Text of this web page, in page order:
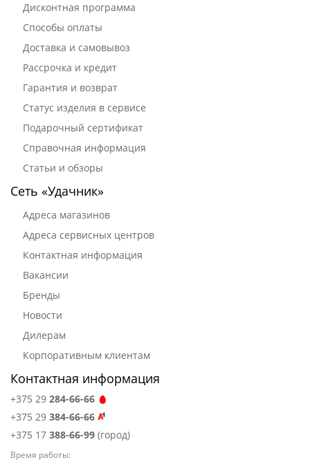
Дисконтная программа
Способы оплаты
Доставка и самовывоз
Рассрочка и кредит
Гарантия и возврат
Статус изделия в сервисе
Подарочный сертификат
Справочная информация
Статьи и обзоры
Сеть «Удачник»
Адреса магазинов
Адреса сервисных центров
Контактная информация
Вакансии
Бренды
Новости
Дилерам
Корпоративным клиентам
Контактная информация
+375 29 284-66-66
+375 29 384-66-66
+375 17 388-66-99 (город)
Время работы: